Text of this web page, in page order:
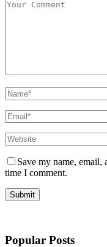
Save my name,
time I comment.
Popular Posts